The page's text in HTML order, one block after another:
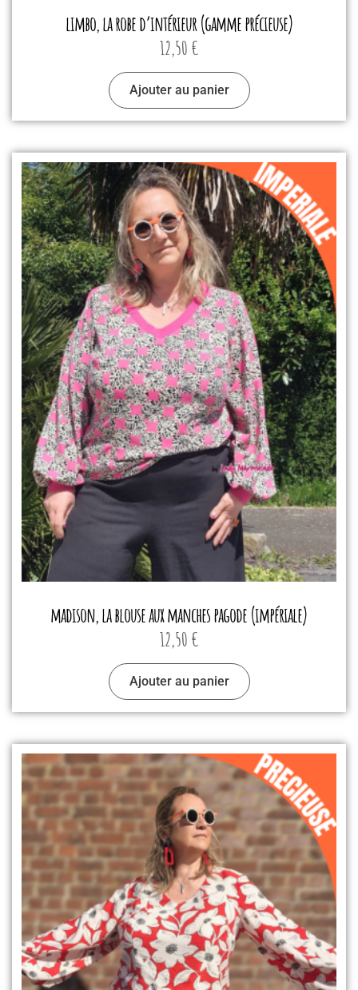
limbo, la robe d’intérieur (gamme précieuse)
12,50 €
Ajouter au panier
madison, la blouse aux manches pagode (impériale)
12,50 €
Ajouter au panier